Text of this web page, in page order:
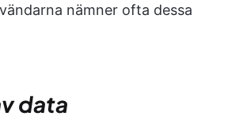
nämner ofta dessa
data